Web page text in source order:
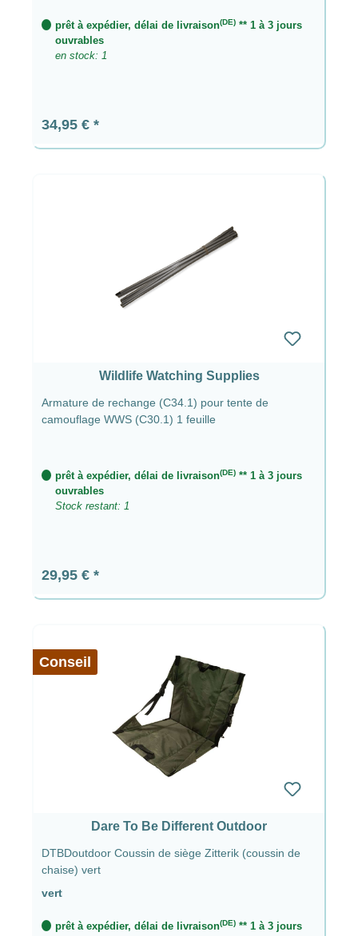
prêt à expédier, délai de livraison(DE) ** 1 à 3 jours
ouvrables
en stock: 1
Prix régulier :
34,95 €
Wildlife Watching Supplies
Armature de rechange (C34.1) pour tente de
camouflage WWS (C30.1) 1 feuille
prêt à expédier, délai de livraison(DE) ** 1 à 3 jours
ouvrables
Stock restant: 1
Prix régulier :
29,95 €
Conseil
Dare To Be Different Outdoor
DTBDoutdoor Coussin de siège Zitterik (coussin de
chaise) vert
vert
prêt à expédier, délai de livraison(DE) ** 1 à 3 jours